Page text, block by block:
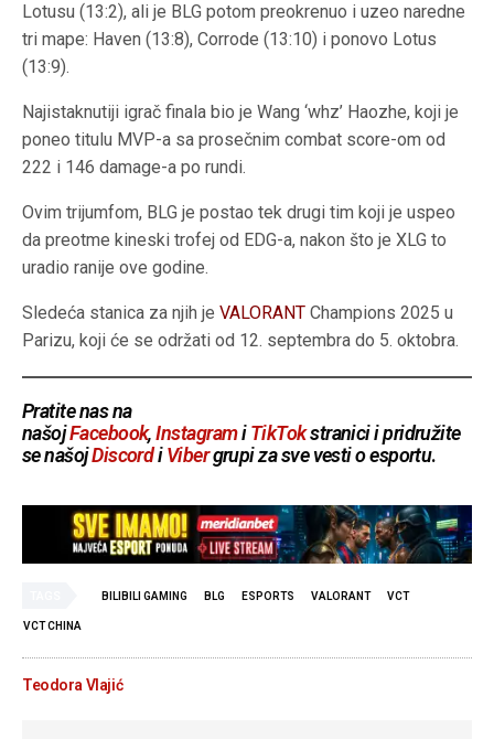
Lotusu (13:2), ali je BLG potom preokrenuo i uzeo naredne
tri mape: Haven (13:8), Corrode (13:10) i ponovo Lotus
(13:9).
Najistaknutiji igrač finala bio je Wang ‘whz’ Haozhe, koji je
poneo titulu MVP-a sa prosečnim combat score-om od
222 i 146 damage-a po rundi.
Ovim trijumfom, BLG je postao tek drugi tim koji je uspeo
da preotme kineski trofej od EDG-a, nakon što je XLG to
uradio ranije ove godine.
Sledeća stanica za njih jeVALORANT Champions 2025 u
Parizu, koji će se održati od 12. septembra do 5. oktobra.
Pratite nas na
našojFacebook,InstagramiTikTokstranici i pridružite
se našojDiscordiVibergrupi za sve vesti o esportu.
BILIBILI GAMING BLG ESPORTS VALORANT VCT
VCT CHINA
Teodora Vlajić